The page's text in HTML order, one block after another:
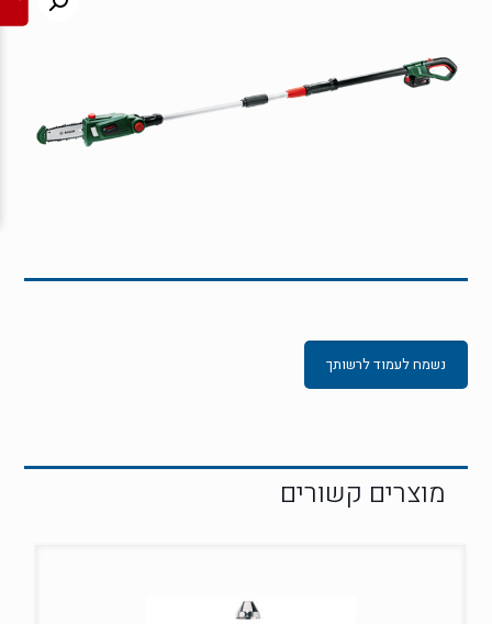
נשמח לעמוד לרשותך